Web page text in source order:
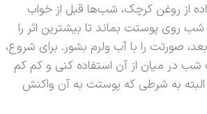
از روغن کرچک، شب‌ها قبل از خواب
روی پوستت بماند تا بیشترین اثر را
صورتت را با آب ولرم بشور. برای شروع،
در میان از آن استفاده کنی و کم کم
البته به شرطی که پوستت به آن واکنش